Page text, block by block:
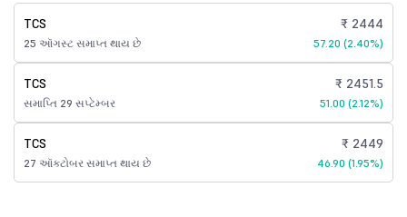
TCS
25 ઑગસ્ટ સમાપ્ત થાય છે
₹ 2444
57.20 (2.40%)
TCS
સમાપ્તિ 29 સપ્ટેમ્બર
₹ 2451.5
51.00 (2.12%)
TCS
27 ઑક્ટોબર સમાપ્ત થાય છે
₹ 2449
46.90 (1.95%)